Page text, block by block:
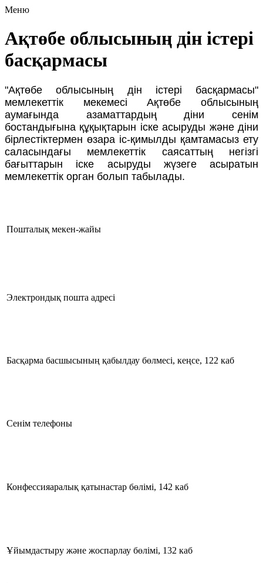
Меню
Ақтөбе облысының дін істері
басқармасы
"Ақтөбе облысының дін істері басқармасы"
мемлекеттік мекемесі Ақтөбе облысының
аумағында азаматтардың діни сенім
бостандығына құқықтарын іске асыруды және діни
бірлестіктермен өзара іс-қимылды қамтамасыз ету
саласындағы мемлекеттік саясаттың негізгі
бағыттарын іске асыруды жүзеге асыратын
мемлекеттік орган болып табылады.
Пошталық мекен-жайы
Электрондық пошта адресі
Басқарма басшысының қабылдау бөлмесі, кеңсе, 122 каб
Сенім телефоны
Конфессияаралық қатынастар бөлімі, 142 каб
Ұйымдастыру және жоспарлау бөлімі, 132 каб